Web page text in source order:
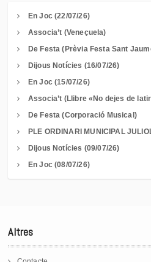
En Joc (22/07/26)
Associa’t (Veneçuela)
De Festa (Prèvia Festa Sant
Dijous Notícies (16/07/26)
En Joc (15/07/26)
Associa’t (Llibre «No dejes de
De Festa (Corporació Musical)
PLE ORDINARI MUNICIPAL
Dijous Notícies (09/07/26)
En Joc (08/07/26)
Altres